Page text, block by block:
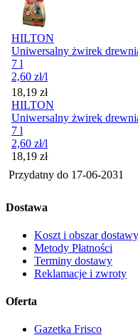
HILTON
Uniwersalny żwirek
7 l
2,60 zł/l
Cena
18,19 zł
HILTON
Uniwersalny żwirek
7 l
2,60 zł/l
Cena
18,19 zł
Przydatny do 17-06-2031
Dostawa
Koszt i obszar dostawy
Metody Płatności
Terminy dostawy
Reklamacje i zwroty
Oferta
Gazetka Frisco